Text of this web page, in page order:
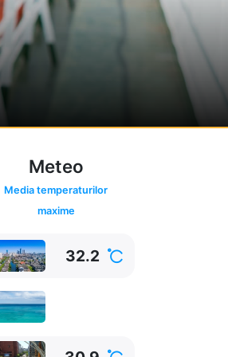
Meteo
Media temperaturilor
maxime
32.2